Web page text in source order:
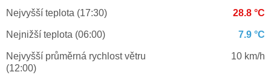
Nejvyšší teplota (17:30) 28.8 °C
Nejnižší teplota (06:00) 7.9 °C
Nejvyšší průměrná rychlost větru
(12:00)
10 km/h